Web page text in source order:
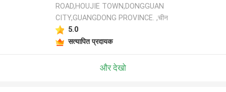
ROAD,HOUJIE TOWN,DONGGUAN
CITY,GUANGDONG PROVINCE. ,चीन
5.0
सत्यापित प्रदायक
और देखो